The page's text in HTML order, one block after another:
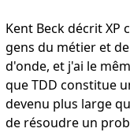
Kent Beck décrit XP
gens du métier et
d'onde, et j'ai le
que TDD constitue
devenu plus large
de résoudre un